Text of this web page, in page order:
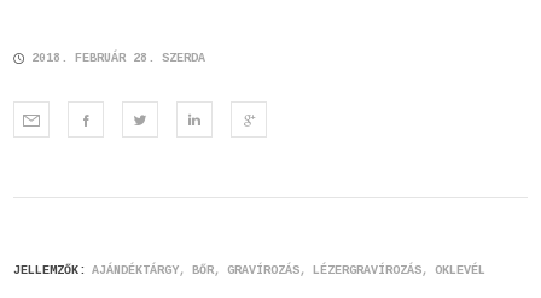
2018. FEBRUÁR 28. SZERDA
JELLEMZŐK: AJÁNDÉKTÁRGY BŐR GRAVÍROZÁS LÉZERGRAVÍROZÁS OKLEVÉL